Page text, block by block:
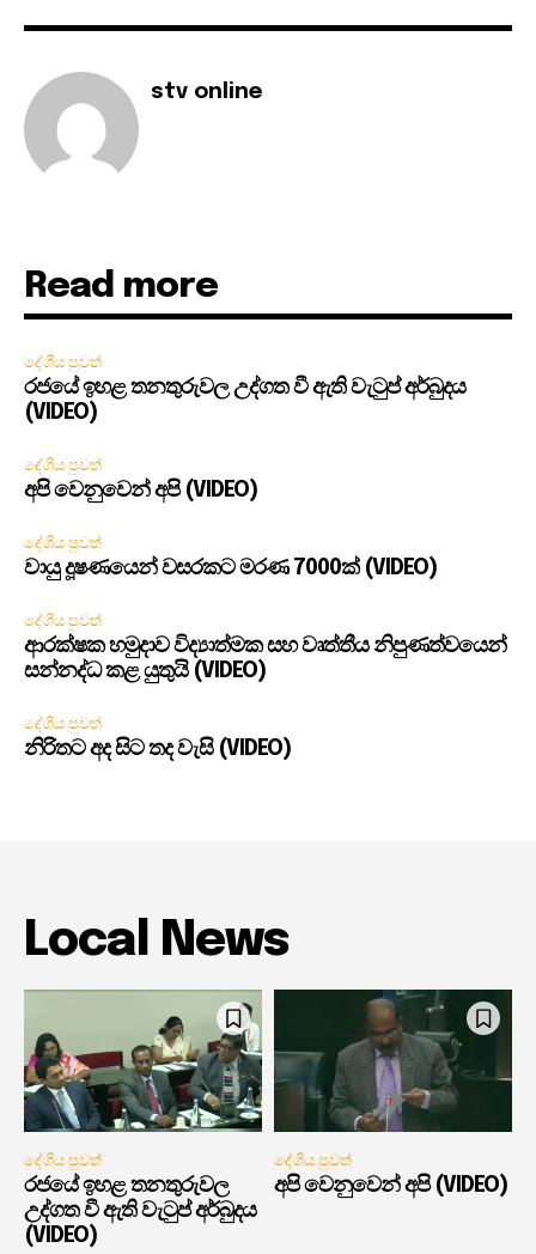
stv online
Read more
දේශීය පුවත්
රජයේ ඉහළ තනතුරුවල උද්ගත වී ඇති වැටුප් අර්බුදය
(VIDEO)
දේශීය පුවත්
අපි වෙනුවෙන් අපි (VIDEO)
දේශීය පුවත්
වායු දූෂණයෙන් වසරකට මරණ 7000ක් (VIDEO)
දේශීය පුවත්
ආරක්ෂක හමුදාව විද්‍යාත්මක සහ වෘත්තීය නිපුණත්වයෙන්
සන්නද්ධ කළ යුතුයි (VIDEO)
දේශීය පුවත්
නිරිතට අද සිට තද වැසි (VIDEO)
Local News
දේශීය පුවත්
රජයේ ඉහළ තනතුරුවල
උද්ගත වී ඇති වැටුප් අර්බුදය
(VIDEO)
දේශීය පුවත්
අපි වෙනුවෙන් අපි (VIDEO)